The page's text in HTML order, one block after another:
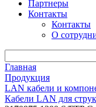
Партнеры
Контакты
Контакты
О
Главная
Продукция
LAN кабели и
Кабели LAN для